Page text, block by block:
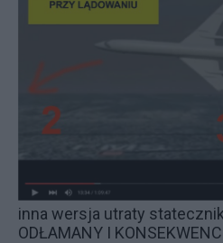
inna wersja utraty
ODŁAMANY I